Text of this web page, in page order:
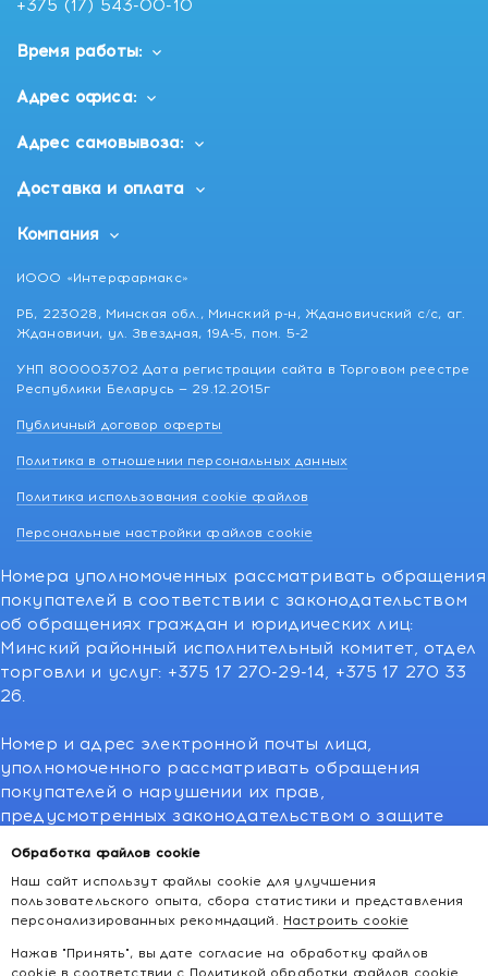
Обработка файлов cookie
Наш сайт использут файлы cookie для улучшения
пользовательского опыта, сбора статистики и представления
персонализированных рекомндаций. Настроить cookie
Нажав "Принять", вы дате согласие на обработку файлов
cookie в соответствии с Политикой обработки файлов cookie
+375 (17) 543-00-10
Время работы:
Адрес офиса:
Адрес самовывоза:
Доставка и оплата
Компания
ИООО «Интерфармакс»
РБ, 223028, Минская обл., Минский р-н, Ждановичский с/с, аг.
Ждановичи, ул. Звездная, 19А-5, пом. 5-2
УНП 800003702 Дата регистрации сайта в Торговом реестре
Республики Беларусь — 29.12.2015г
Публичный договор оферты
Политика в отношении персональных данных
Политика использования cookie файлов
Персональные настройки файлов cookie
Номера уполномоченных рассматривать обращения
покупателей в соответствии с законодательством
об обращениях граждан и юридических лиц:
Минский районный исполнительный комитет, отдел
торговли и услуг: +375 17 270-29-14, +375 17 270 33
26.
Номер и адрес электронной почты лица,
уполномоченного рассматривать обращения
покупателей о нарушении их прав,
предусмотренных законодательством о защите
операторов), info@kakvapteke.by